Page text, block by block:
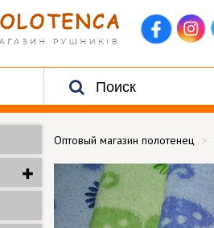
Оптовый магазин полотенец